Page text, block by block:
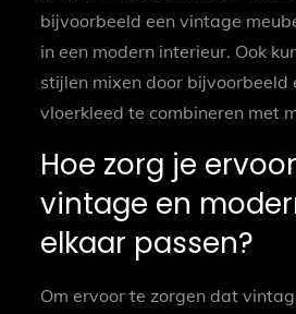
bijvoorbeeld een vintage
in een modern interieur. Ook
stijlen mixen door bijvoorbeeld
vloerkleed te combineren met
Hoe zorg je
vintage en
elkaar passen?
Om ervoor te zorgen dat